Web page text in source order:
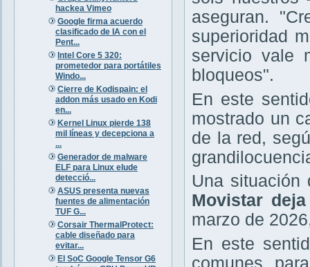
hackea Vimeo
Google firma acuerdo
clasificado de IA con el
Pent...
Intel Core 5 320:
prometedor para portátiles
Windo...
Cierre de Kodispain: el
addon más usado en Kodi
en...
Kernel Linux pierde 138
mil líneas y decepciona a
...
Generador de malware
ELF para Linux elude
detecció...
ASUS presenta nuevas
fuentes de alimentación
TUF G...
Corsair ThermalProtect:
cable diseñado para
evitar...
El SoC Google Tensor G6
aseguran.
superioridad
servicio vale
bloqueos".
En este
mostrado un
de la red,
Una
Movistar
marzo de
En este
comunes